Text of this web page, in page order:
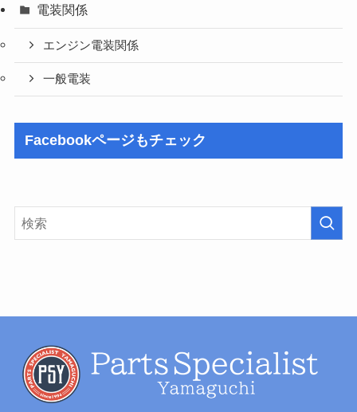
電装関係
エンジン電装関係
一般電装
Facebookページもチェック